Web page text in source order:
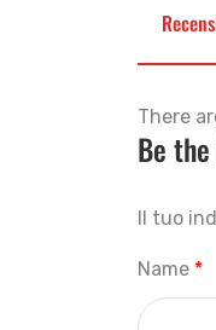
There
Be
Il tuo
Name *